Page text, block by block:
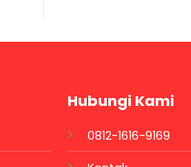
Hubungi Kami
0812-1616-9169